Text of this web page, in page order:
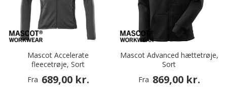
Mascot Accelerate
fleecetrøje, Sort
Fra 689,00 kr.
Mascot Advanced hættetrøje,
Sort
Fra 869,00 kr.